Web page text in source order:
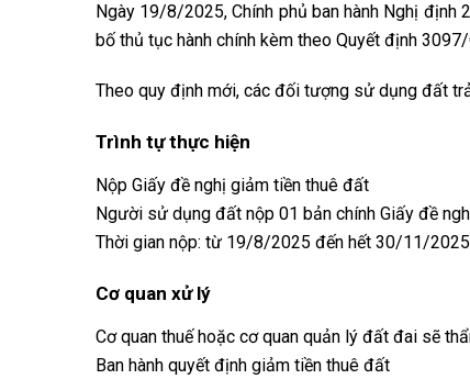
Ngày 19/8/2025, Chính phủ ban hành Nghị
bố thủ tục hành chính kèm theo Quyết định
Theo quy định mới, các đối tượng sử dụng đất
Trình tự thực hiện
Nộp Giấy đề nghị giảm tiền thuê đất
Người sử dụng đất nộp 01 bản chính Giấy đề
Thời gian nộp: từ 19/8/2025 đến hết 30/11/
Cơ quan xử lý
Cơ quan thuế hoặc cơ quan quản lý đất đai sẽ
Ban hành quyết định giảm tiền thuê đất